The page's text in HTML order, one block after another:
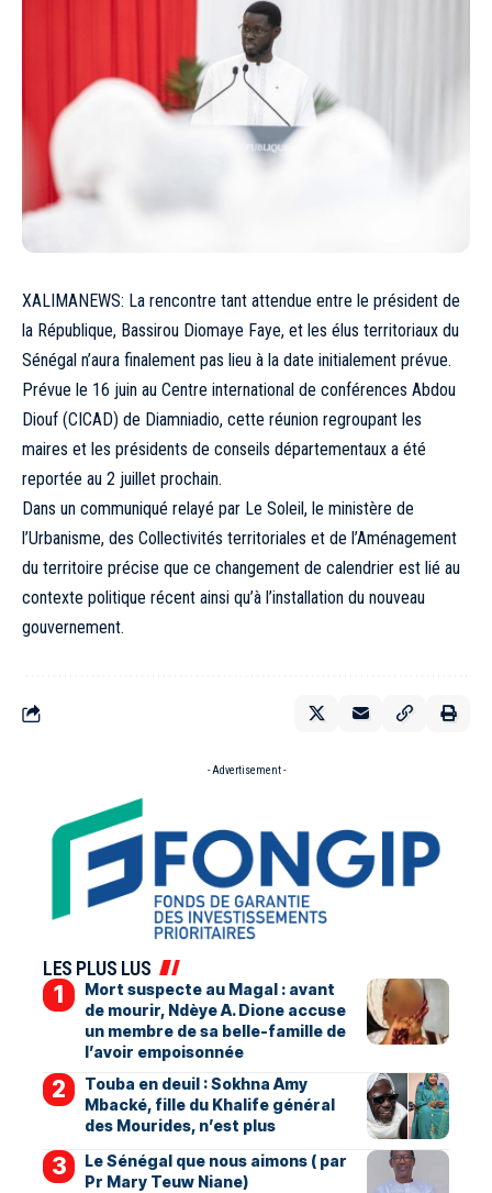
XALIMANEWS: La rencontre tant attendue entre le président de
la République, Bassirou Diomaye Faye, et les élus territoriaux du
Sénégal n’aura finalement pas lieu à la date initialement prévue.
Prévue le 16 juin au Centre international de conférences Abdou
Diouf (CICAD) de Diamniadio, cette réunion regroupant les
maires et les présidents de conseils départementaux a été
reportée au 2 juillet prochain.
Dans un communiqué relayé par Le Soleil, le ministère de
l’Urbanisme, des Collectivités territoriales et de l’Aménagement
du territoire précise que ce changement de calendrier est lié au
contexte politique récent ainsi qu’à l’installation du nouveau
gouvernement.
- Advertisement -
LES PLUS LUS
Mort suspecte au Magal : avant
de mourir, Ndèye A. Dione accuse
un membre de sa belle-famille de
l’avoir empoisonnée
Touba en deuil : Sokhna Amy
Mbacké, fille du Khalife général
des Mourides, n’est plus
Le Sénégal que nous aimons ( par
Pr Mary Teuw Niane)